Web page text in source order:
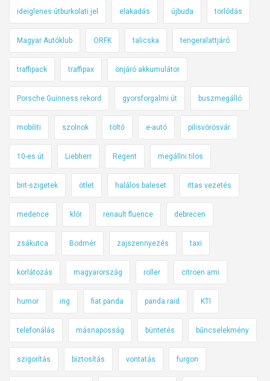
ideiglenes útburkolati jel elakadás újbuda torlódás
Magyar Autóklub ORFK talicska tengeralattjáró
traffipack traffipax önjáró akkumulátor
Porsche Guinness rekord gyorsforgalmi út buszmegálló
mobiliti szolnok töltő e-autó pilisvörösvár
10-es út Liebherr Regent megállni tilos
brit-szigetek ötlet halálos baleset ittas vezetés
medence klór renault fluence debrecen
zsákutca Bodmér zajszennyezés taxi
korlátozás magyarország roller citroen ami
humor ing fiat panda panda raid KTI
telefonálás másnaposság büntetés bűncselekmény
szigorítás biztosítás vontatás furgon